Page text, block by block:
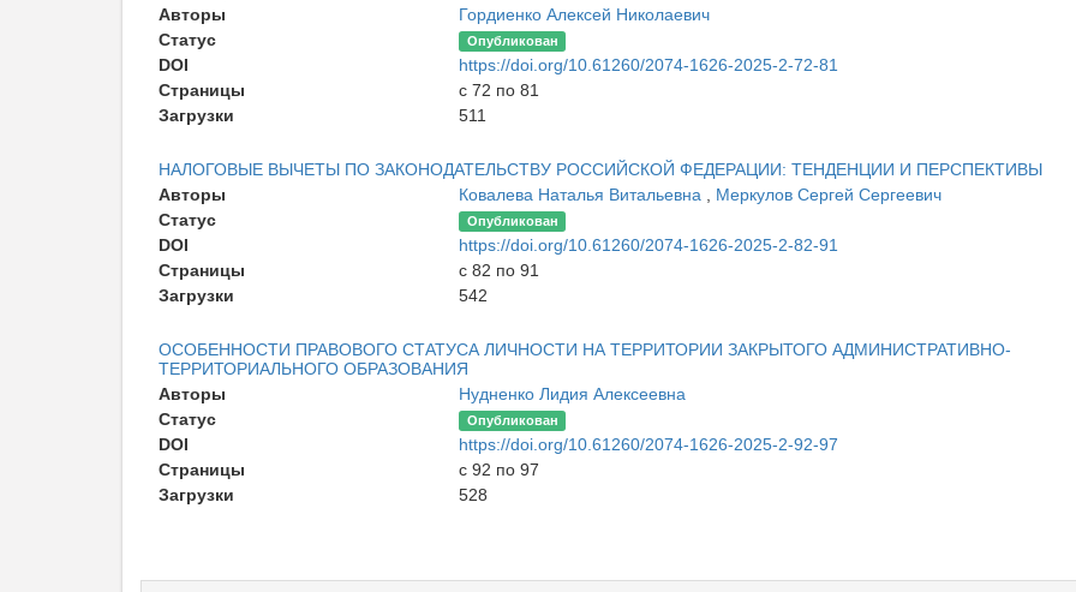
Авторы
Гордиенко Алексей Николаевич
Статус
Опубликован
DOI
https://doi.org/10.61260/2074-1626-2025-2-72-81
Страницы
с 72 по 81
Загрузки
511
НАЛОГОВЫЕ ВЫЧЕТЫ ПО ЗАКОНОДАТЕЛЬСТВУ РОССИЙСКОЙ ФЕДЕРАЦИИ: ТЕНДЕНЦИИ И ПЕРСПЕКТИВЫ
Авторы
Ковалева Наталья Витальевна
Меркулов Сергей Сергеевич
Статус
Опубликован
DOI
https://doi.org/10.61260/2074-1626-2025-2-82-91
Страницы
с 82 по 91
Загрузки
542
ОСОБЕННОСТИ ПРАВОВОГО СТАТУСА ЛИЧНОСТИ НА ТЕРРИТОРИИ ЗАКРЫТОГО АДМИНИСТРАТИВНО-
ТЕРРИТОРИАЛЬНОГО ОБРАЗОВАНИЯ
Авторы
Нудненко Лидия Алексеевна
Статус
Опубликован
DOI
https://doi.org/10.61260/2074-1626-2025-2-92-97
Страницы
с 92 по 97
Загрузки
528